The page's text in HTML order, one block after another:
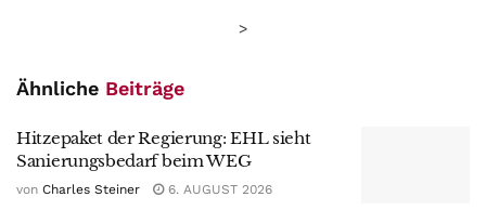
>
Ähnliche Beiträge
Hitzepaket der Regierung: EHL sieht
Sanierungsbedarf beim WEG
von Charles Steiner 6. AUGUST 2026